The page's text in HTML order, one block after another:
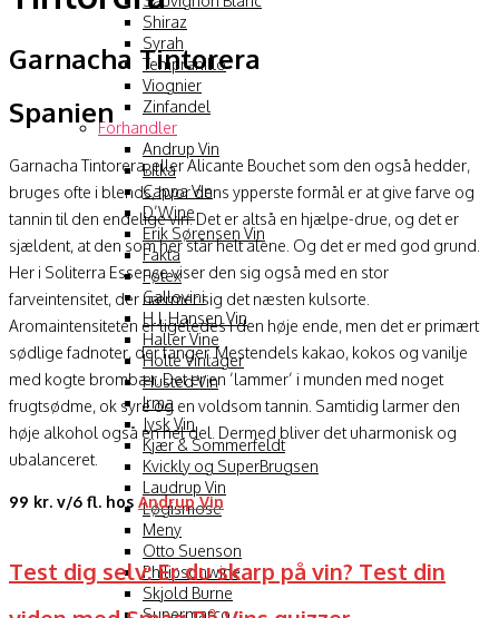
Shiraz
Syrah
Tempranillo
Viognier
Zinfandel
Forhandler
Andrup Vin
Bilka
Cappa Vin
D’Wine
Erik Sørensen Vin
Fakta
Føtex
Gallovini
H.J. Hansen Vin
Haller Vine
Holte Vinlager
Husted Vin
Irma
Jysk Vin
Kjær & Sommerfeldt
Kvickly og SuperBrugsen
Laudrup Vin
Løgismose
Meny
Otto Suenson
Philipsonwine
Skjold Burne
Supermarco
Garnacha Tintorera
Spanien
Garnacha Tintorera, eller Alicante Bouchet som den også hedder,
bruges ofte i blends, hvor dens ypperste formål er at give farve og
tannin til den endelige vin. Det er altså en hjælpe-drue, og det er
sjældent, at den som her står helt alene. Og det er med god grund.
Her i Soliterra Essence viser den sig også med en stor
farveintensitet, der nærmer sig det næsten kulsorte.
Aromaintensiteten er ligeledes i den høje ende, men det er primært
sødlige fadnoter, der fanger. Mestendels kakao, kokos og vanilje
med kogte brombær. Det er en ’lammer’ i munden med noget
frugtsødme, ok syre og en voldsom tannin. Samtidig larmer den
høje alkohol også en hel del. Dermed bliver det uharmonisk og
ubalanceret.
99 kr. v/6 fl. hos Andrup Vin
Test dig selv: Er du skarp på vin? Test din